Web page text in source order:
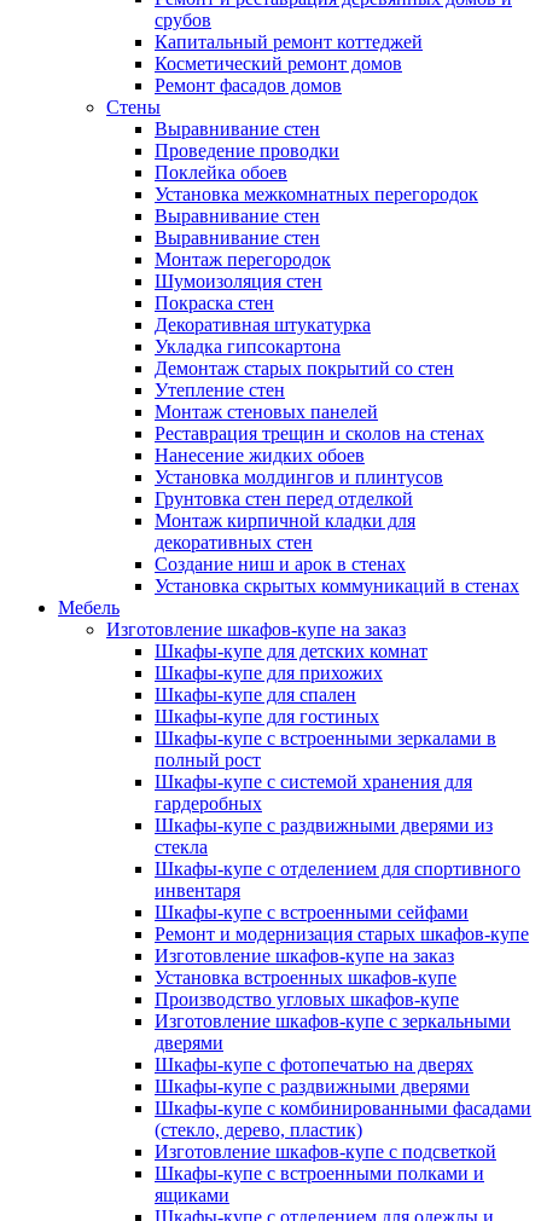
срубов
Капитальный ремонт коттеджей
Косметический ремонт домов
Ремонт фасадов домов
Стены
Выравнивание стен
Проведение проводки
Поклейка обоев
Установка межкомнатных перегородок
Выравнивание стен
Выравнивание стен
Монтаж перегородок
Шумоизоляция стен
Покраска стен
Декоративная штукатурка
Укладка гипсокартона
Демонтаж старых покрытий со стен
Утепление стен
Монтаж стеновых панелей
Реставрация трещин и сколов на стенах
Нанесение жидких обоев
Установка молдингов и плинтусов
Грунтовка стен перед отделкой
Монтаж кирпичной кладки для
декоративных стен
Создание ниш и арок в стенах
Установка скрытых коммуникаций в стенах
Мебель
Изготовление шкафов-купе на заказ
Шкафы-купе для детских комнат
Шкафы-купе для прихожих
Шкафы-купе для спален
Шкафы-купе для гостиных
Шкафы-купе с встроенными зеркалами в
полный рост
Шкафы-купе с системой хранения для
гардеробных
Шкафы-купе с раздвижными дверями из
стекла
Шкафы-купе с отделением для спортивного
инвентаря
Шкафы-купе с встроенными сейфами
Ремонт и модернизация старых шкафов-купе
Изготовление шкафов-купе на заказ
Установка встроенных шкафов-купе
Производство угловых шкафов-купе
Изготовление шкафов-купе с зеркальными
дверями
Шкафы-купе с фотопечатью на дверях
Шкафы-купе с раздвижными дверями
Шкафы-купе с комбинированными фасадами
(стекло, дерево, пластик)
Изготовление шкафов-купе с подсветкой
Шкафы-купе с встроенными полками и
ящиками
Шкафы-купе с отделением для одежды и